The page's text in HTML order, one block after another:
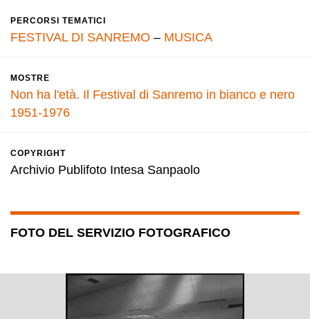
PERCORSI TEMATICI
FESTIVAL DI SANREMO – MUSICA
MOSTRE
Non ha l'età. Il Festival di Sanremo in bianco e nero
1951-1976
COPYRIGHT
Archivio Publifoto Intesa Sanpaolo
FOTO DEL SERVIZIO FOTOGRAFICO